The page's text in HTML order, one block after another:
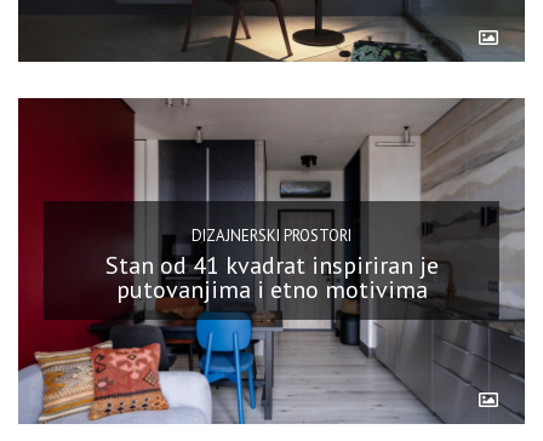
DIZAJNERSKI PROSTORI
Stan od 41 kvadrat inspiriran je
putovanjima i etno motivima